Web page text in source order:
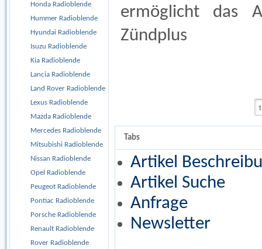
Honda Radioblende
Hummer Radioblende
Hyundai Radioblende
Isuzu Radioblende
Kia Radioblende
Lancia Radioblende
Land Rover Radioblende
Lexus Radioblende
Mazda Radioblende
Mercedes Radioblende
Mitsubishi Radioblende
Nissan Radioblende
Opel Radioblende
Peugeot Radioblende
Pontiac Radioblende
Porsche Radioblende
Renault Radioblende
Rover Radioblende
ermöglicht das
Zündplus
Tabs
Artikel
Artikel Suche
Anfrage
Newsletter